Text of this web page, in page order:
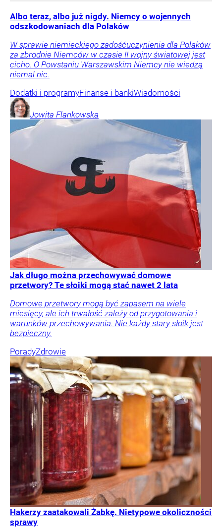
Albo teraz, albo już nigdy. Niemcy o wojennych
odszkodowaniach dla Polaków
W sprawie niemieckiego zadośćuczynienia dla Polaków
za zbrodnie Niemców w czasie II wojny światowej jest
cicho. O Powstaniu Warszawskim Niemcy nie wiedzą
niemal nic.
Dodatki i programyFinanse i bankiWiadomości
Jowita Flankowska
Jak długo można przechowywać domowe
przetwory? Te słoiki mogą stać nawet 2 lata
Domowe przetwory mogą być zapasem na wiele
miesięcy, ale ich trwałość zależy od przygotowania i
warunków przechowywania. Nie każdy stary słoik jest
bezpieczny.
PoradyZdrowie
Hakerzy zaatakowali Żabkę. Nietypowe okoliczności
sprawy